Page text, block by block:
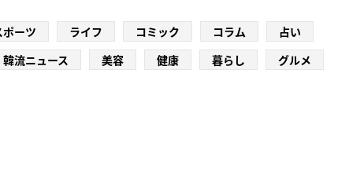
ポーツ ライフ コミック コラム
占い
韓流ニュース 美容 健康 暮らし グルメ